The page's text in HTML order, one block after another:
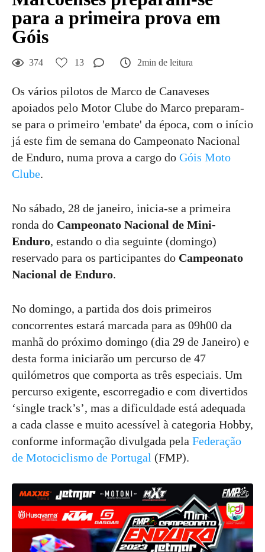
para a primeira prova em
Góis
374 13 2min de leitura
Os vários pilotos de Marco de Canaveses
apoiados pelo Motor Clube do Marco preparam-
se para o primeiro 'embate' da época, com o início
já este fim de semana do Campeonato Nacional
de Enduro, numa prova a cargo do Góis Moto
Clube.
No sábado, 28 de janeiro, inicia-se a primeira
ronda do Campeonato Nacional de Mini-
Enduro, estando o dia seguinte (domingo)
reservado para os participantes do Campeonato
Nacional de Enduro.
No domingo, a partida dos dois primeiros
concorrentes estará marcada para as 09h00 da
manhã do próximo domingo (dia 29 de Janeiro) e
desta forma iniciarão um percurso de 47
quilómetros que comporta as três especiais. Um
percurso exigente, escorregadio e com divertidos
‘single track’s’, mas a dificuldade está adequada
a cada classe e muito acessível à categoria Hobby,
conforme informação divulgada pela Federação
de Motociclismo de Portugal (FMP).